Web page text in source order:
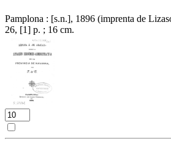
Pamplona : [s.n.], 1896 (imprenta de
26, [1] p. ; 16 cm.